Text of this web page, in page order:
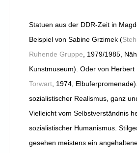
Statuen aus der DDR-Zeit in
Beispiel von Sabine Grzimek (
Ruhende Gruppe, 1979/1985,
Kunstmuseum). Oder von Herbert
Torwart, 1974,
sozialistischer Realismus, ganz
Vielleicht vom Selbstverständnis
sozialistischer Humanismus.
gesehen meistens ein